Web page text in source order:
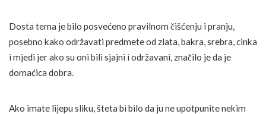
Dosta tema je bilo posvećeno pravilnom čišćenju i pranju,
posebno kako održavati predmete od zlata, bakra, srebra, cinka
i mjedi jer ako su oni bili sjajni i održavani, značilo je da je
domaćica dobra.
Ako imate lijepu sliku, šteta bi bilo da ju ne upotpunite nekim